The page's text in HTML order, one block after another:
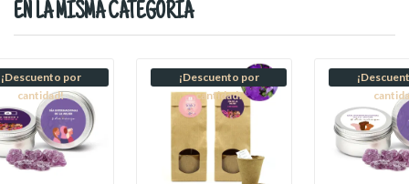
EN LA MISMA CATEGORÍA
¡Descuento por
cantidad!
¡Descuento por
cantidad!